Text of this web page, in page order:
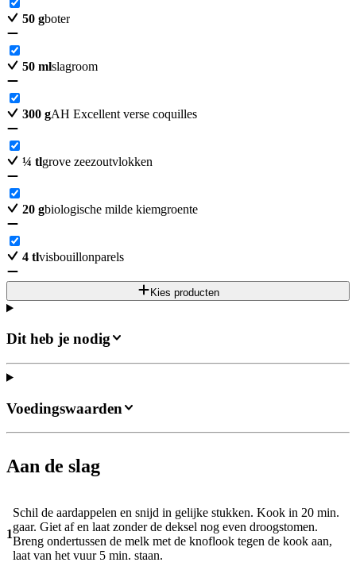
50 gboter
50 mlslagroom
300 gAH Excellent verse coquilles
¼ tlgrove zeezoutvlokken
20 gbiologische milde kiemgroente
4 tlvisbouillonparels
Kies producten
Dit heb je nodig
Aan de slag
1
Schil de aardappelen en snijd in gelijke stukken. Kook in 20 min.
gaar. Giet af en laat zonder de deksel nog even droogstomen.
Breng ondertussen de melk met de knoflook tegen de kook aan,
laat van het vuur 5 min. staan.
Voedingswaarden